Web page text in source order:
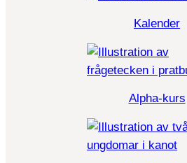
Kalender
Alpha-kurs